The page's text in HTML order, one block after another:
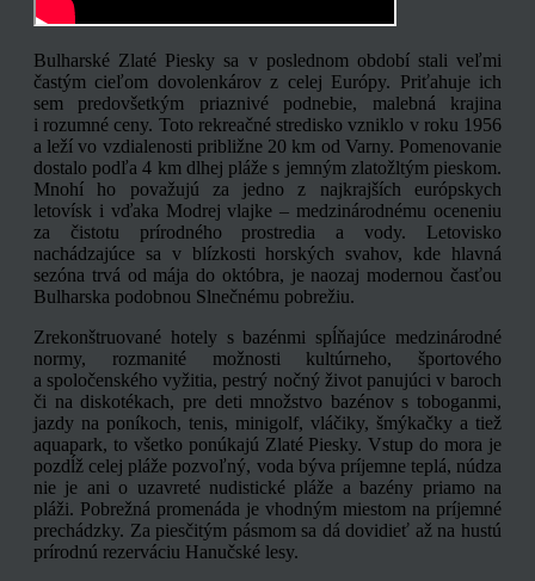
Bulharské Zlaté Piesky sa v poslednom období stali veľmi
častým cieľom dovolenkárov z celej Európy. Priťahuje ich
sem predovšetkým priaznivé podnebie, malebná krajina
i rozumné ceny. Toto rekreačné stredisko vzniklo v roku 1956
a leží vo vzdialenosti približne 20 km od Varny. Pomenovanie
dostalo podľa 4 km dlhej pláže s jemným zlatožltým pieskom.
Mnohí ho považujú za jedno z najkrajších európskych
letovísk i vďaka Modrej vlajke – medzinárodnému oceneniu
za čistotu prírodného prostredia a vody. Letovisko
nachádzajúce sa v blízkosti horských svahov, kde hlavná
sezóna trvá od mája do októbra, je naozaj modernou časťou
Bulharska podobnou Slnečnému pobrežiu.
Zrekonštruované hotely s bazénmi spĺňajúce medzinárodné
normy, rozmanité možnosti kultúrneho, športového
a spoločenského vyžitia, pestrý nočný život panujúci v baroch
či na diskotékach, pre deti množstvo bazénov s toboganmi,
jazdy na poníkoch, tenis, minigolf, vláčiky, šmýkačky a tiež
aquapark, to všetko ponúkajú Zlaté Piesky. Vstup do mora je
pozdĺž celej pláže pozvoľný, voda býva príjemne teplá, núdza
nie je ani o uzavreté nudistické pláže a bazény priamo na
pláži. Pobrežná promenáda je vhodným miestom na príjemné
prechádzky. Za piesčitým pásmom sa dá dovidieť až na hustú
prírodnú rezerváciu Hanučské lesy.